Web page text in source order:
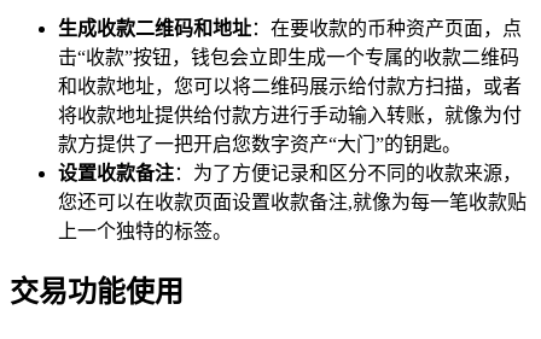
生成收款二维码和地址：在要收款的币种资产页面，点
击“收款”按钮，钱包会立即生成一个专属的收款二维码
和收款地址，您可以将二维码展示给付款方扫描，或者
将收款地址提供给付款方进行手动输入转账，就像为付
款方提供了一把开启您数字资产“大门”的钥匙。
设置收款备注：为了方便记录和区分不同的收款来源，
您还可以在收款页面设置收款备注,就像为每一笔收款贴
上一个独特的标签。
交易功能使用